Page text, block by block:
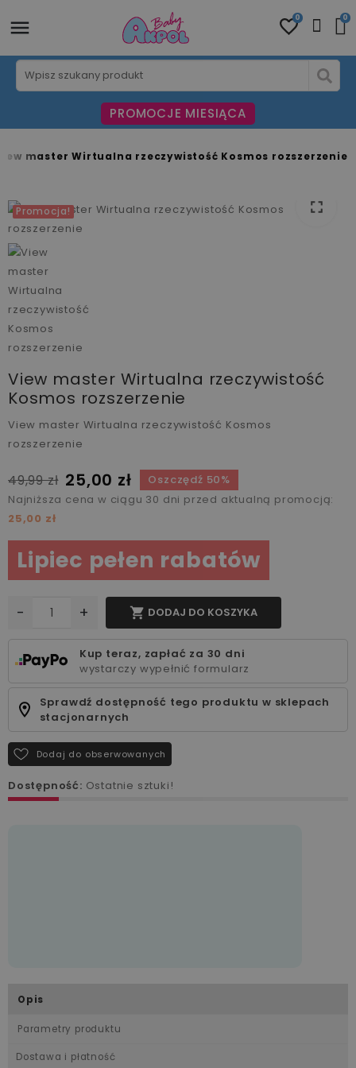
0 0
PROMOCJE MIESIĄCA
master Wirtualna rzeczywistość Kosmos rozszerzenie
Promocja! fullscreen
View master Wirtualna rzeczywistość
Kosmos rozszerzenie
View master Wirtualna rzeczywistość Kosmos
rozszerzenie
49,99 zł 25,00 zł
Oszczędź 50%
Najniższa cena w ciągu 30 dni przed aktualną promocją:
25,00 zł
Lipiec pełen rabatów
- +  DODAJ DO KOSZYKA
Kup teraz, zapłać za 30 dni
wystarczy wypełnić formularz
Sprawdź dostępność tego produktu w sklepach
stacjonarnych
Dodaj do obserwowanych
Dostępność: Ostatnie sztuki!
Opis
Parametry produktu
Dostawa i płatność